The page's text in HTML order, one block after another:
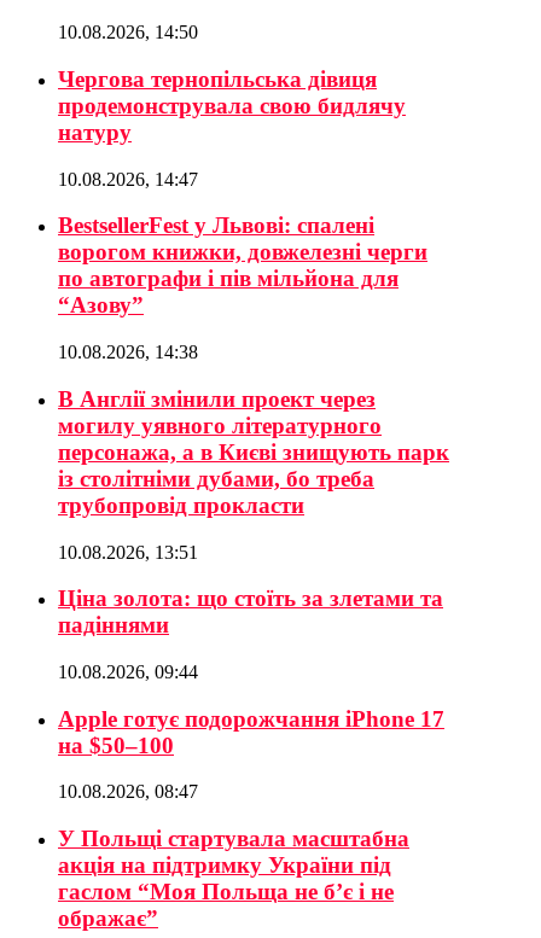
10.08.2026, 14:50
Чергова тернопільська дівиця
продемонструвала свою бидлячу
натуру
10.08.2026, 14:47
BestsellerFest у Львові: спалені
ворогом книжки, довжелезні черги
по автографи і пів мільйона для
“Азову”
10.08.2026, 14:38
В Англії змінили проект через
могилу уявного літературного
персонажа, а в Києві знищують парк
із столітніми дубами, бо треба
трубопровід прокласти
10.08.2026, 13:51
Ціна золота: що стоїть за злетами та
падіннями
10.08.2026, 09:44
Apple готує подорожчання iPhone 17
на $50–100
10.08.2026, 08:47
У Польщі стартувала масштабна
акція на підтримку України під
гаслом “Моя Польща не б’є і не
ображає”